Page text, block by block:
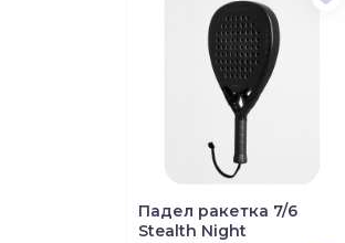
Падел ракетка 7/6
Stealth Night